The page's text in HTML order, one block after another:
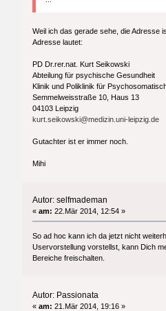
Weil ich das gerade sehe, die Adresse
Adresse lautet:
PD Dr.rer.nat. Kurt Seikowski
Abteilung für psychische Gesundheit
Klinik und Poliklinik für
Semmelweisstraße 10, Haus 13
04103 Leipzig
kurt.seikowski@medizin.uni-leipzig.de
Gutachter ist er immer noch.
Mihi
Autor: selfmademan
«am: 22.Mär 2014, 12:54 »
So ad hoc kann ich da jetzt nicht
Uservorstellung vorstellst, kann Dich
Bereiche freischalten.
Autor: Passionata
«am: 21.Mär 2014, 19:16 »